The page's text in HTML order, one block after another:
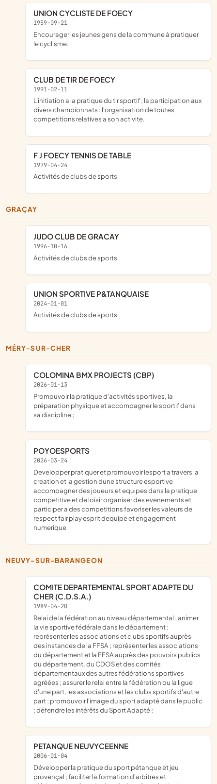
UNION CYCLISTE DE FOECY
1959-09-21
Encourager les jeunes gens de la commune à pratiquer
le cyclisme.
CLUB DE TIR DE FOECY
1991-02-11
L'initiation a la pratique du tir sportif ; la participation aux
divers championnats : l'organisation de toutes
competitions relatives a son activite.
F J FOECY TENNIS DE TABLE
1979-04-24
Activités de clubs de sports
GRAÇAY
JUDO CLUB DE GRACAY
1996-10-16
Activités de clubs de sports
UNION SPORTIVE P&TANQUAISE
2024-01-01
Activités de clubs de sports
MÉRY-SUR-CHER
COLOMINA BMX PROJECTS (CBP)
2026-01-13
promouvoir la pratique d'activités sportives, la
préparation physique et accompagner le sportif dans
sa discipline ;
POYOESPORTS
2026-03-24
developper pratiquer et promouvoir lesport a travers la
creation et la gestion dune structure esportive
accompagner des joueurs et equipes dans la pratique
competitive et de loisir organiser des evenements et
participer a des competitions favoriser les valeurs de
respect fair play esprit dequipe et engagement
numerique
NEUVY-SUR-BARANGEON
COMITE DEPARTEMENTAL SPORT ADAPTE DU
CHER (C.D.S.A.)
1989-04-20
relai de la fédération au niveau départemental ; animer
la vie sportive fédérale dans le département ;
représenter les associations et clubs sportifs auprès
des instances de la FFSA ; représenter les associations
du département et la FFSA auprès des pouvoirs publics
du département, du CDOS et des comités
départementaux des autres fédérations sportives
agréées ; assurer le relai entre la fédération ou la ligue
d'une part, les associations et les clubs sportifs d'autre
part ; promouvoir l'image du sport adapté dans le public
; défendre les intérêts du Sport Adapté ;
PETANQUE NEUVYCEENNE
2006-01-04
développer la pratique du sport pétanque et jeu
provençal ; faciliter la formation d'arbitres et